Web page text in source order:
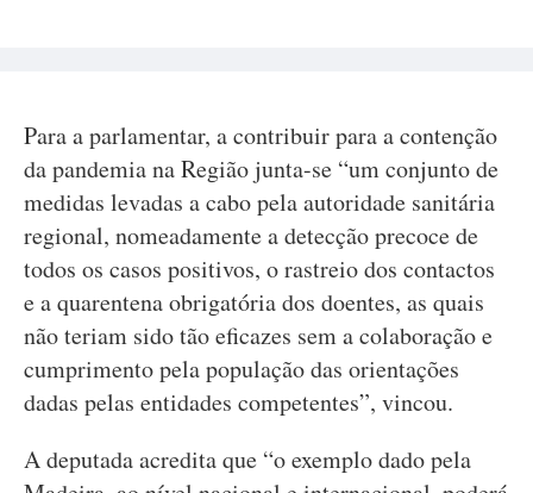
Para a parlamentar, a contribuir para a contenção
da pandemia na Região junta-se “um conjunto de
medidas levadas a cabo pela autoridade sanitária
regional, nomeadamente a detecção precoce de
todos os casos positivos, o rastreio dos contactos
e a quarentena obrigatória dos doentes, as quais
não teriam sido tão eficazes sem a colaboração e
cumprimento pela população das orientações
dadas pelas entidades competentes”, vincou.
A deputada acredita que “o exemplo dado pela